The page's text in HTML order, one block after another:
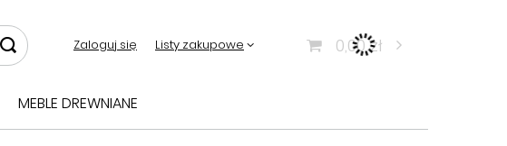
Zaloguj się Listy zakupowe 0,00 zł
MEBLE DREWNIANE